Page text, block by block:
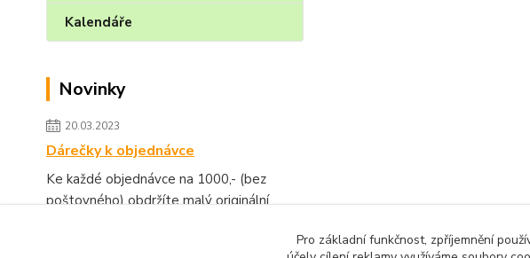
Kalendáře
Novinky
20.03.2023
Dárečky k objednávce
Ke každé objednávce na 1000,- (bez
poštovného) obdržíte malý originální
Pro základní funkčnost, zpříjemnění